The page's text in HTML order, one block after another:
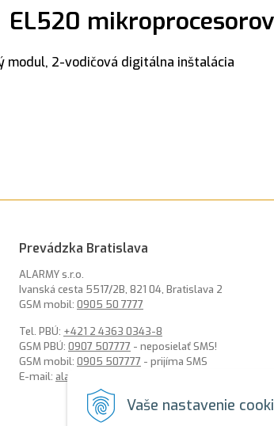
Vaše nastavenie
EL520
modul, 2-vodičová digitálna inštalácia
Prevádzka Bratislava
ALARMY s.r.o.
Ivanská cesta 5517/2B, 821 04, Bratislava 2
GSM mobil: 0905 50 7777
Tel. PBÚ: +421 2 4363 0343-8
GSM PBÚ: 0907 507777 - neposielať SMS!
GSM mobil: 0905 507777 - prijíma SMS
E-mail: alarmysro@alarmysro.sk